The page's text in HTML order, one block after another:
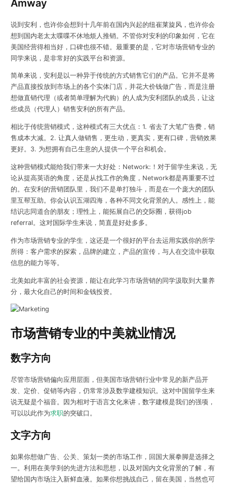
Amway
说到安利，也许你会想到十几年前在国内兴起的纽崔莱旋风，也许你会
想到国内老太太喋喋不休地烦人推销。不管你对安利的印象如何，它在
美国经营得相当好，口碑也很不错。最重要的是，它对市场营销专业的
同学来说，是非常好的实践平台和资源。
简单来说，安利是以一种异于传统的方式销售它们的产品。它并不是将
产品直接投放到市场上的各个实体门店，并花大价钱做广告，而是注册
想做直销代理（或者简单理解为代购）的人成为安利团队的成员，让这
些成员（代理人）销售安利的所有产品。
相比于传统营销模式，这种模式有三大优点：1. 省去了大笔广告费，销
售成本大减。2. 让真人做销售，更生动，更真实，更有口碑，营销效果
更好。3. 为想拥有自己生意的人提供一个平台和机会。
这种营销模式能给我们带来一大好处：Network:！对于留学生来说，无
论从提高英语的角度，还是从找工作的角度，Network都是再重要不过
的。在安利的营销团队里，我们不是单打独斗，而是在一个庞大的团队
里互帮互助。你会认识五湖四海，各种不同文化背景的人。感性上，能
结识志同道合的朋友；理性上，能拓展自己的交际圈，获得job
referral。这对国际学生来说，简直是好处多多。
作为市场营销专业的学生，这还是一个很好的平台去运用实践你的所学
所得：客户需求的探索，品牌的建立，产品的宣传，与人在交流中获取
信息的能力等等。
北美如此丰富的社会资源，能让在此学习市场营销的同学汲取到大量养
分，最大化自己的时间和金钱投资。
市场营销专业的中美就业情况
数字方向
尽管市场营销偏向应用层面，但美国市场营销行业中常见的新产品开
发、定价、促销等内容，仍常常涉及数学建模知识。这对中国留学生来
说无疑是个福音。因为相对于语言文化来讲，数字建模是我们的强项，
可以以此作为求职的突破口。
文字方向
如果你想做广告、公关、策划一类的市场工作，回国大展拳脚是选择之
一。利用在美学到的先进方法和思想，以及对国内文化背景的了解，有
望给国内市场注入新鲜血液。如果你想挑战自己，留在美国，当然也可